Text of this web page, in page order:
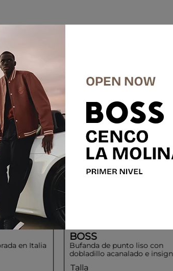
en Italia
BOSS
Bufanda de punto liso con
dobladillo acanalado e
Talla